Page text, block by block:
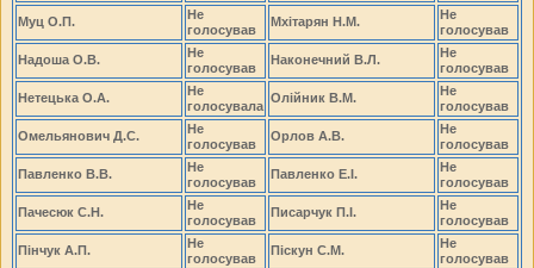
Муц О.П.
Не
голосував
Мхітарян Н.М.
Не
голосував
Надоша О.В.
Не
голосував
Наконечний В.Л.
Не
голосував
Нетецька О.А.
Не
голосувала
Олійник В.М.
Не
голосував
Омельянович Д.С.
Не
голосував
Орлов А.В.
Не
голосував
Павленко В.В.
Не
голосував
Павленко Е.І.
Не
голосував
Пачесюк С.Н.
Не
голосував
Писарчук П.І.
Не
голосував
Пінчук А.П.
Не
голосував
Піскун С.М.
Не
голосував